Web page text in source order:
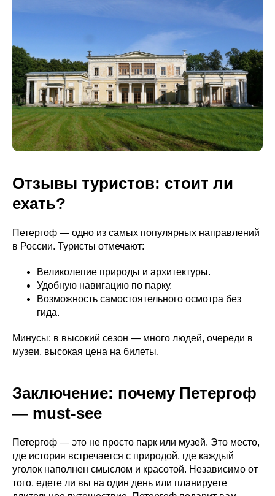
Отзывы туристов: стоит ли
ехать?
Петергоф — одно из самых популярных направлений
в России. Туристы отмечают:
Великолепие природы и архитектуры.
Удобную навигацию по парку.
Возможность самостоятельного осмотра без
гида.
Минусы: в высокий сезон — много людей, очереди в
музеи, высокая цена на билеты.
Заключение: почему Петергоф
— must-see
Петергоф — это не просто парк или музей. Это место,
где история встречается с природой, где каждый
уголок наполнен смыслом и красотой. Независимо от
того, едете ли вы на один день или планируете